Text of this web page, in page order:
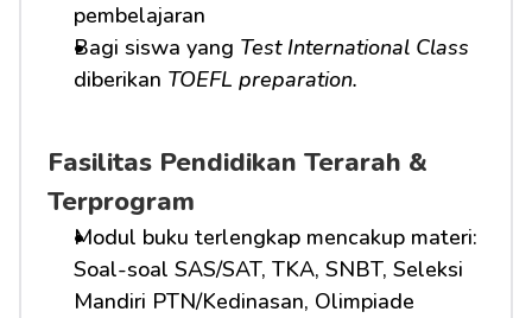
pembelajaran
Bagi siswa yang Test International Class
diberikan TOEFL preparation.
Fasilitas Pendidikan Terarah &
Terprogram
Modul buku terlengkap mencakup materi:
Soal-soal SAS/SAT, TKA, SNBT, Seleksi
Mandiri PTN/Kedinasan, Olimpiade